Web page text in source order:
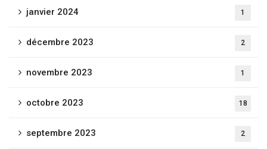
janvier 2024 1
décembre 2023 2
novembre 2023 1
octobre 2023 18
septembre 2023 2